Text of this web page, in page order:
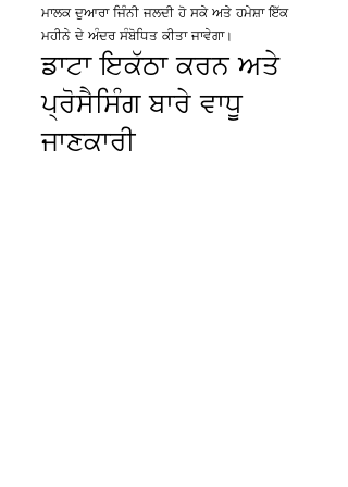
ਮਾਲਕ ਦੁਆਰਾ ਜਿੰਨੀ ਜਲਦੀ ਹੋ ਸਕੇ ਅਤੇ ਹਮੇਸ਼ਾ ਇੱਕ
ਮਹੀਨੇ ਦੇ ਅੰਦਰ ਸੰਬੋਧਿਤ ਕੀਤਾ ਜਾਵੇਗਾ।
ਡਾਟਾ ਇਕੱਠਾ ਕਰਨ ਅਤੇ
ਪ੍ਰੋਸੈਸਿੰਗ ਬਾਰੇ ਵਾਧੂ
ਜਾਣਕਾਰੀ